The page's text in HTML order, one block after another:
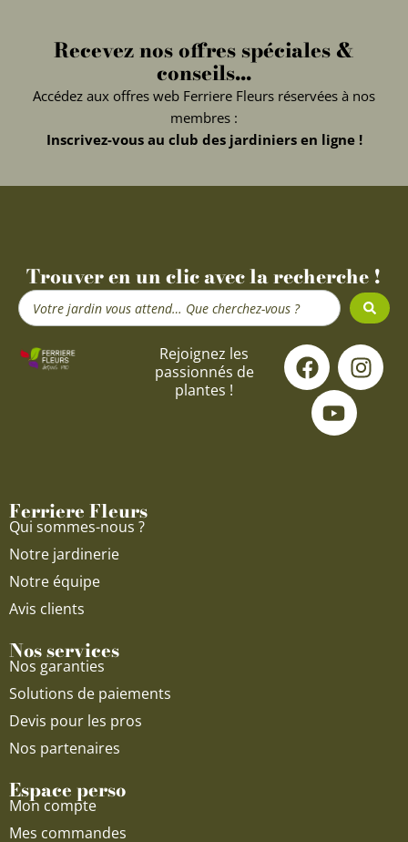
Recevez nos offres spéciales &
conseils...
Accédez aux offres web Ferriere Fleurs réservées à nos
membres :
Inscrivez-vous au club des jardiniers en ligne !
Trouver en un clic avec la recherche !
Search
...
Rejoignez les
passionnés de
plantes !
F
a
c
e
I
n
s
Y
o
u
t
u
Ferriere Fleurs
Qui sommes-nous ?
Notre jardinerie
Notre équipe
Avis clients
Nos services
Nos garanties
Solutions de paiements
Devis pour les pros
Nos partenaires
Espace perso
Mon compte
Mes commandes